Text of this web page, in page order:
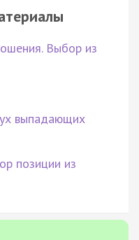
Выбор из
выпадающих
позиции из